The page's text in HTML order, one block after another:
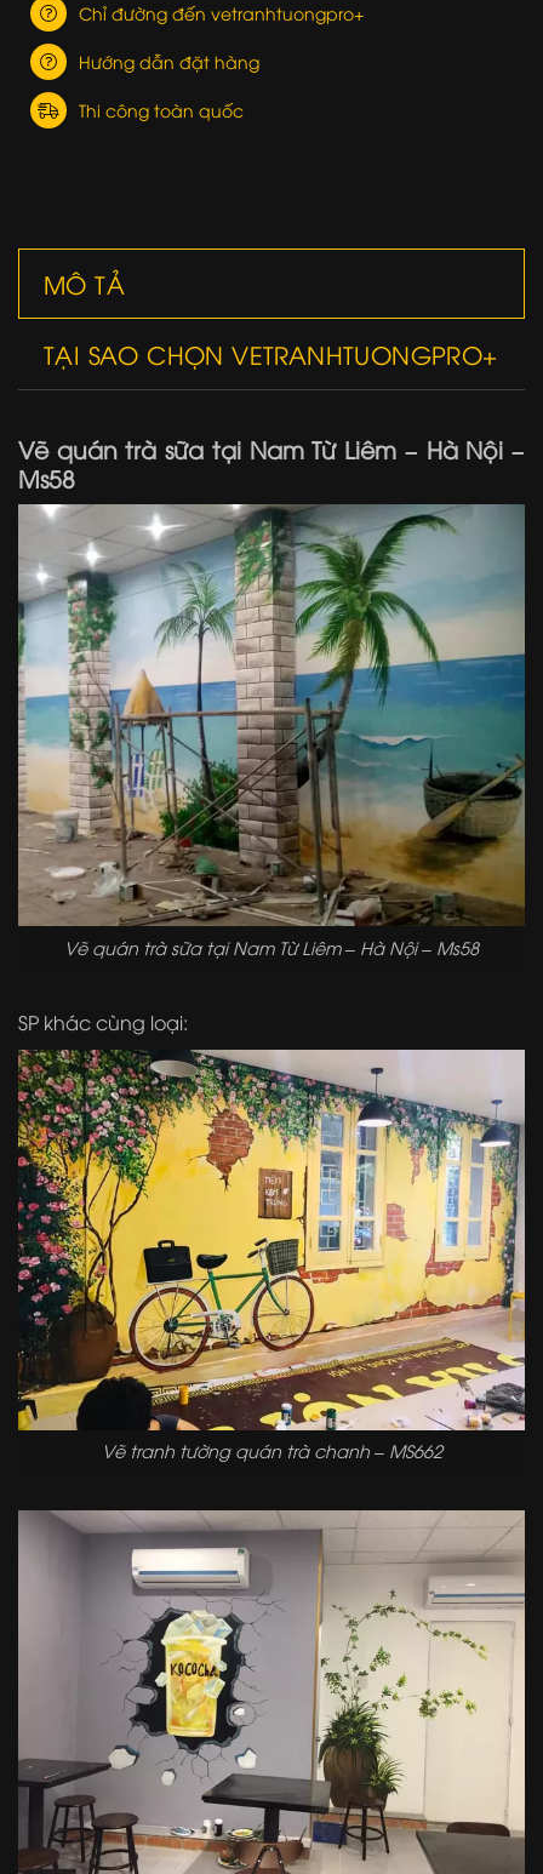
Chỉ đường đến vetranhtuongpro+
Hướng dẫn đặt hàng
Thi công toàn quốc
MÔ TẢ
TẠI SAO CHỌN VETRANHTUONGPRO+
Vẽ quán trà sữa tại Nam Từ Liêm – Hà Nội –
Ms58
Vẽ quán trà sữa tại Nam Từ Liêm – Hà Nội – Ms58
SP khác cùng loại:
Vẽ tranh tường quán trà chanh – MS662